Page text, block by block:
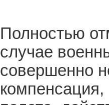
Полностью
случае
совершенно